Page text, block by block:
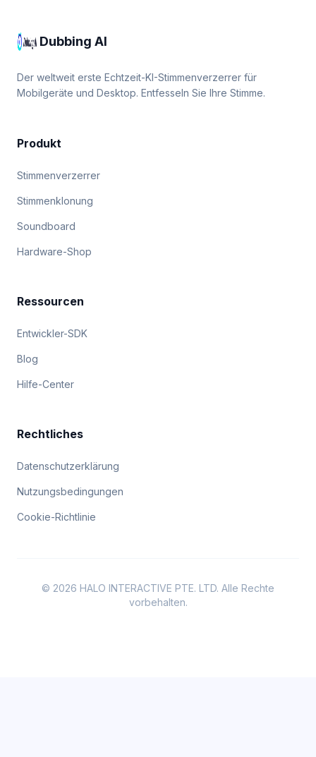
Dubbing AI
Der weltweit erste Echtzeit-KI-Stimmenverzerrer für
Mobilgeräte und Desktop. Entfesseln Sie Ihre Stimme.
Produkt
Stimmenverzerrer
Stimmenklonung
Soundboard
Hardware-Shop
Ressourcen
Entwickler-SDK
Blog
Hilfe-Center
Rechtliches
Datenschutzerklärung
Nutzungsbedingungen
Cookie-Richtlinie
© 2026 HALO INTERACTIVE PTE. LTD. Alle Rechte
vorbehalten.